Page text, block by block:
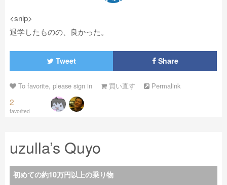
<snip>
退学したものの、良かった。
Tweet Share
To favorite, please sign in 買い直す Permalink
2
favorited
uzulla’s Quyo
初めての約10万円以上の乗り物